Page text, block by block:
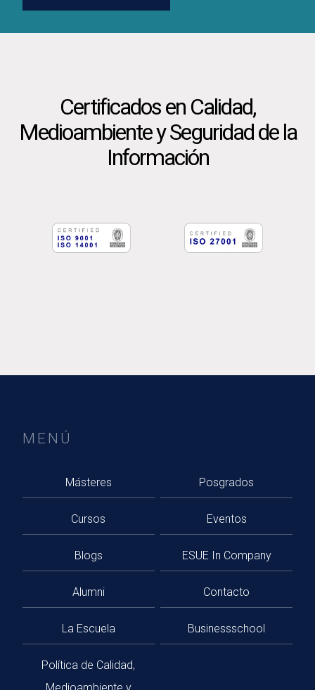
Certificados en Calidad,
Medioambiente y Seguridad de la
Información
MENÚ
Másteres Posgrados
Cursos Eventos
Blogs ESUE In Company
Alumni Contacto
La Escuela Businessschool
Política de Calidad,